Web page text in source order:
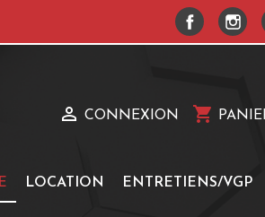
shopping_cart
 CONNEXION
LOCATION ENTRETIENS/VGP